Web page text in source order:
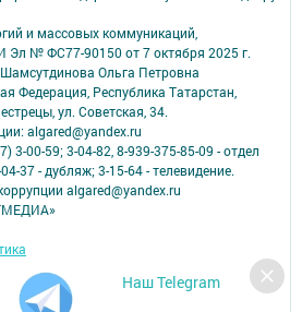
Наш Telegram
и массовых коммуникаций,
Эл № ФС77-90150 от 7 октября 2025 г.
Ольга Петровна
Федерация, Республика Татарстан,
ул. Советская, 34.
algared@yandex.ru
3-00-59; 3-04-82, 8-939-375-85-09 - отдел
37 - дубляж; 3-15-64 - телевидение.
algared@yandex.ru
«cookie»
для персонализации сервисов и
отменить в настройках браузера.